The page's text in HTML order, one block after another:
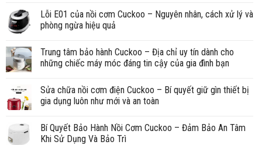
Lỗi E01 của nồi cơm Cuckoo – Nguyên nhân, cách xử lý và
phòng ngừa hiệu quả
Trung tâm bảo hành Cuckoo – Địa chỉ uy tín dành cho
những chiếc máy móc đáng tin cậy của gia đình bạn
Sửa chữa nồi cơm điện Cuckoo – Bí quyết giữ gìn thiết bị
gia dụng luôn như mới và an toàn
Bí Quyết Bảo Hành Nồi Cơm Cuckoo – Đảm Bảo An Tâm
Khi Sử Dụng Và Bảo Trì